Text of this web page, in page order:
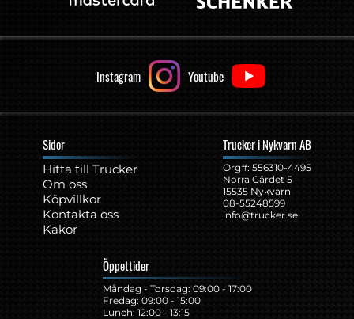
Instagram Youtube
Sidor
Hitta till Trucker
Om oss
Köpvillkor
Kontakta oss
Kakor
Trucker i Nykvarn AB
Org#: ‍556310-4495
Norra Gärdet 5
15535 Nykvarn
08-55248599
info@trucker.se
Öppettider
Måndag - Torsdag: 09:00 - 17:00
Fredag: 09:00 - 15:00
Lunch: 12:00 - 13:15